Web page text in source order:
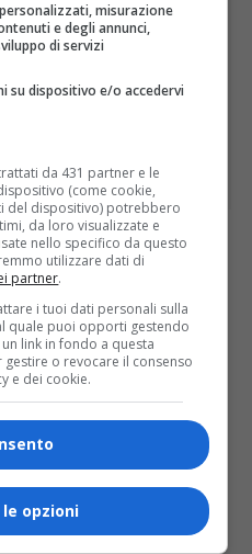
450.000 euro per la
rurale
Mascioni del 1907 per la
a Rima”
misurazione
e degli annunci,
di servizi
su dispositivo e/o accedervi
da 431 partner e le
(come cookie,
del dispositivo) potrebbero
da loro visualizzate e
nello specifico da questo
utilizzare dati di
partner.
i tuoi dati personali sulla
quale puoi opporti gestendo
link in fondo a questa
o revocare il consenso
e dei cookie.
opzioni